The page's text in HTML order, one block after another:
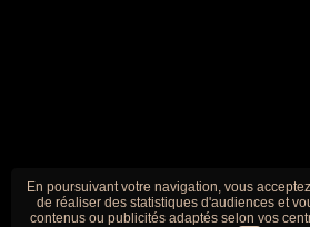
En poursuivant votre navigation, vous
de réaliser des statistiques d'audiences et
contenus ou publicités adaptés selon vos